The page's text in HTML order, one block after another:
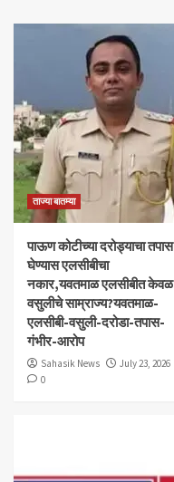
ताज्या बातम्या
पाऊण कोटीच्या दरोड्याचा तपास
घेण्यास एलसीबीचा
नकार,यवतमाळ एलसीबीत केवळ
वसुलीचे साम्राज्य?यवतमाळ-
एलसीबी-वसुली-दरोडा-तपास-
गंभीर-आरोप
Sahasik News
July 23, 2026
0